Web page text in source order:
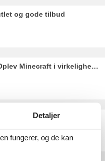
og gode tilbud
Personlig beretning: Oplev Minecraft i virkeligheden
& billetter online
Detaljer
fungerer, og de kan